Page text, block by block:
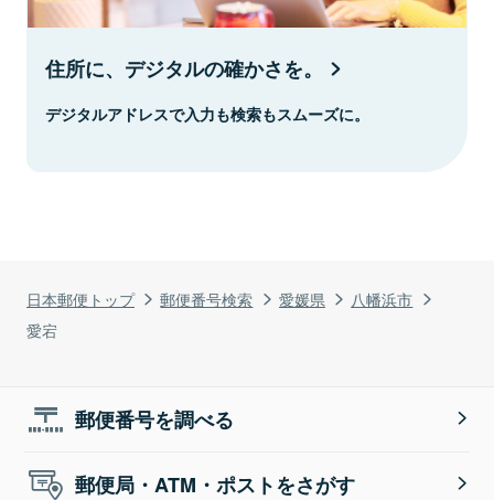
日本郵便トップ 郵便番号検索 愛媛県
八幡浜市
愛宕
住所に、デジタルの確かさを。
デジタルアドレスで入力も検索もスムーズに。
郵便番号を調べる
郵便局・ATM・ポストをさがす